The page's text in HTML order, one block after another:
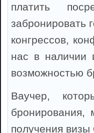
платить
забронировать
конгрессов,
нас в наличии
возможностью
Ваучер,
бронирования,
получения